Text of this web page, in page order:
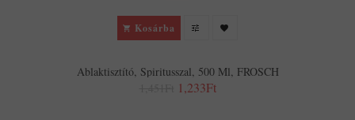
Kosárba
Ablaktisztító, Spiritusszal, 500 Ml, FROSCH
1,233Ft